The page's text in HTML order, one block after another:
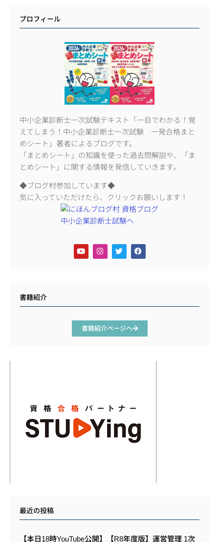
プロフィール
中小企業診断士一次試験テキスト「一目でわかる！覚
えてしまう！中小企業診断士一次試験 一発合格まと
めシート」著者によるブログです。
「まとめシート」の知識を使った過去問解説や、「ま
とめシート」に関する情報を発信していきます。
◆ブログ村参加しています◆
気に入っていただけたら、クリックお願いします！
書籍紹介
書籍紹介ページへ
最近の投稿
【本日18時YouTube公開】【R8年度版】運営管理 1次